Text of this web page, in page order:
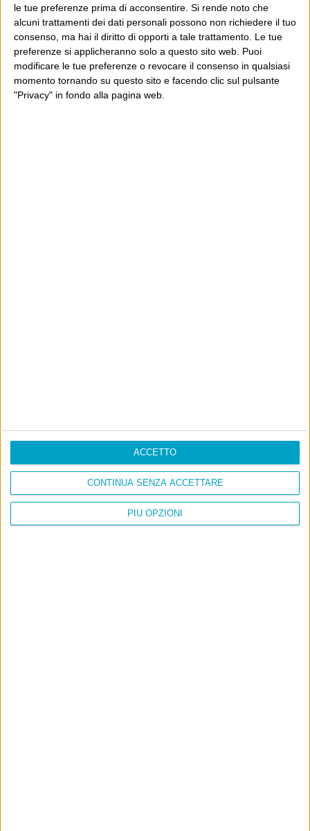
le tue preferenze prima di acconsentire. Si rende noto che
alcuni trattamenti dei dati personali possono non richiedere il tuo
consenso, ma hai il diritto di opporti a tale trattamento. Le tue
preferenze si applicheranno solo a questo sito web. Puoi
modificare le tue preferenze o revocare il consenso in qualsiasi
momento tornando su questo sito e facendo clic sul pulsante
"Privacy" in fondo alla pagina web.
PIÙ OPZIONI
CONTINUA SENZA ACCETTARE
ACCETTO
Info
AI che scrive di Taylor Swift come se fossi io